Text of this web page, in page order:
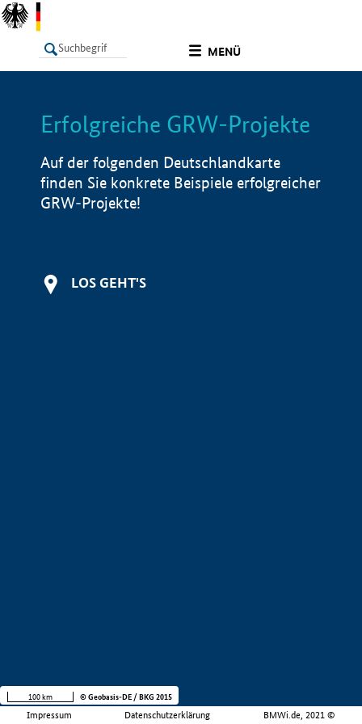
MENÜ
LISTE Info
Erfolgreiche GRW-Projekte
Auf der folgenden Deutschlandkarte
finden Sie konkrete Beispiele erfolgreicher
GRW-Projekte!
LOS GEHT'S
Impressum Datenschutzerklärung BMWi.de, 2021 ©
100 km © Geobasis-DE / BKG 2015